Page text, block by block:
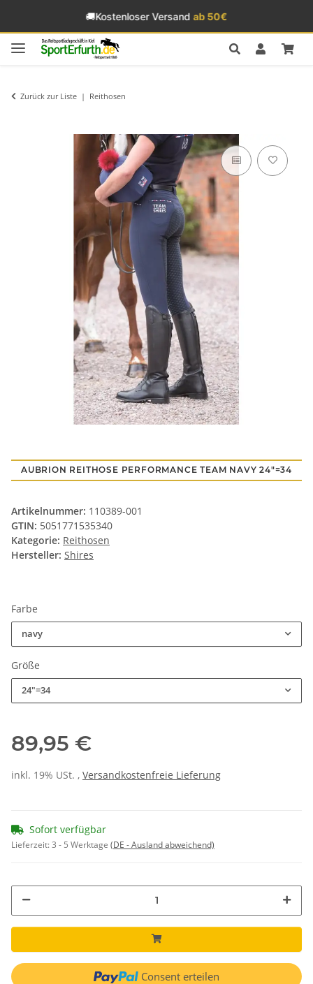
🚚Kostenloser Versandab 50€
Zurück zur Liste Reithosen
AUBRION REITHOSE PERFORMANCE TEAM NAVY 24"=34
Artikelnummer: 110389-001
GTIN: 5051771535340
Kategorie: Reithosen
Hersteller: Shires
Farbe
navy
Größe
24"=34
89,95 €
inkl. 19% USt. , Versandkostenfreie Lieferung
Sofort verfügbar
Lieferzeit:3 - 5 Werktage (DE - Ausland abweichend)
Consent erteilen